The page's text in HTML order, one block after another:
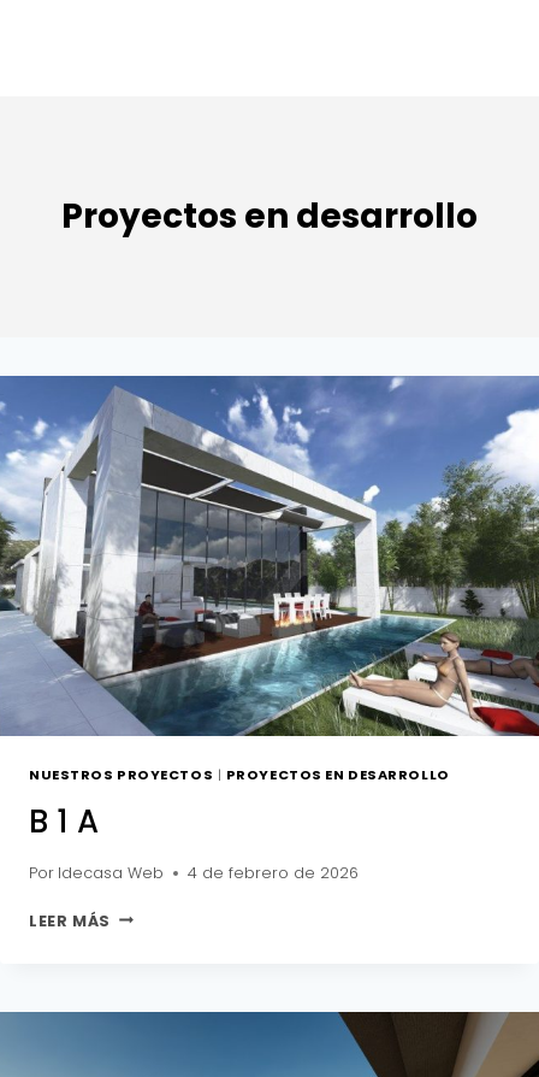
Proyectos en desarrollo
NUESTROS PROYECTOS | PROYECTOS EN DESARROLLO
B 1 A
Por Idecasa Web 4 de febrero de 2026
LEER MÁS B